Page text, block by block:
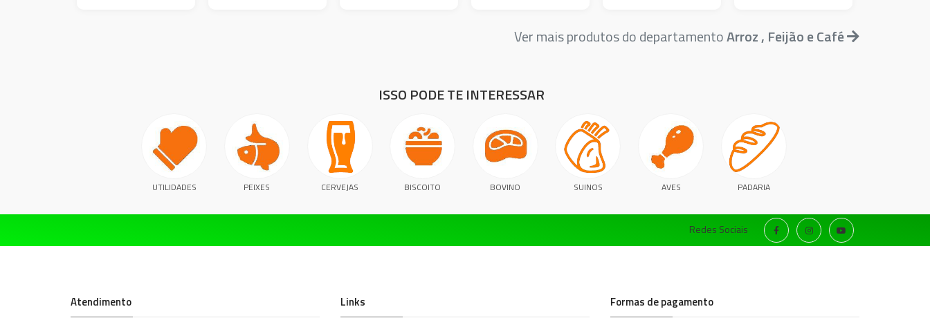
Ver mais produtos do departamentoArroz , Feijão e Café
ISSO PODE TE INTERESSAR
UTILIDADES PEIXES CERVEJAS BISCOITO BOVINO SUINOS AVES PADARIA
Redes Sociais
Atendimento Links Formas de pagamento